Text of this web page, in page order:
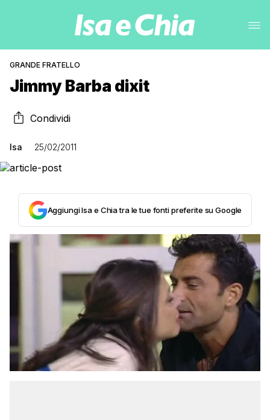
GRANDE FRATELLO
Jimmy Barba dixit
Condividi
Isa 25/02/2011
Aggiungi Isa e Chia tra le tue fonti preferite su Google